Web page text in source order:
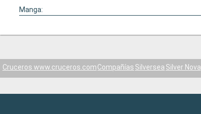
Manga:
Cruceros www.cruceros.comCompañías Silversea Silver Nova